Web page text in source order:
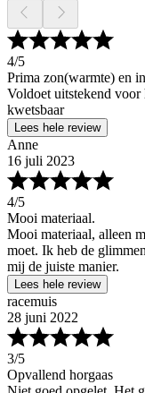
4/5
Prima zon(warmte) en
Voldoet uitstekend
kwetsbaar
Lees hele review
Anne
16 juli 2023
4/5
Mooi materiaal.
Mooi materiaal, alleen
moet. Ik heb de
mij de juiste manier.
Lees hele review
racemuis
28 juni 2022
3/5
Opvallend horgaas